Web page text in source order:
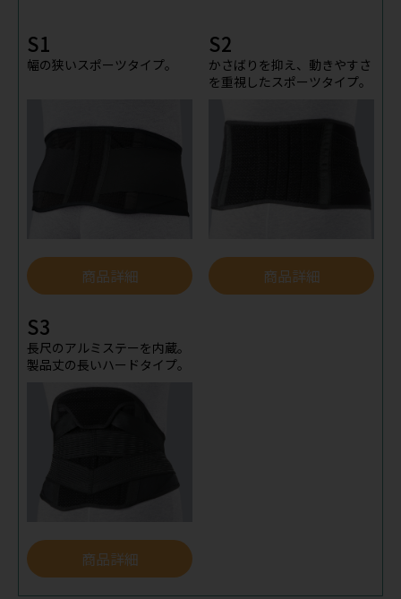
S1
幅の狭いスポーツタイプ。
商品詳細
S2
かさばりを抑え、動きやすさ
を重視したスポーツタイプ。
商品詳細
S3
長尺のアルミステーを内蔵。
製品丈の長いハードタイプ。
商品詳細